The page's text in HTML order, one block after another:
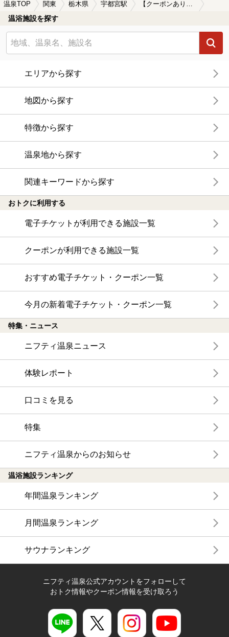
温泉TOP 関東 栃木県 宇都宮駅 【クーポンあり】冷え性に効能がある宇都宮駅近くの温泉、日帰り温泉、スーパー銭湯おすすめ
温浴施設を探す
エリアから探す
地図から探す
特徴から探す
温泉地から探す
関連キーワードから探す
おトクに利用する
電子チケットが利用できる施設一覧
クーポンが利用できる施設一覧
おすすめ電子チケット・クーポン一覧
今月の新着電子チケット・クーポン一覧
特集・ニュース
ニフティ温泉ニュース
体験レポート
口コミを見る
特集
ニフティ温泉からのお知らせ
温浴施設ランキング
年間温泉ランキング
月間温泉ランキング
サウナランキング
ニフティ温泉公式アカウントをフォローして
おトク情報やクーポン情報を受け取ろう